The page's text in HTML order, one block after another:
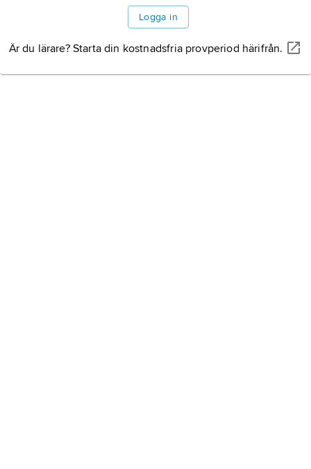
Logga in
Är du lärare? Starta din kostnadsfria provperiod härifrån.